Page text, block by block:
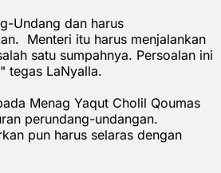
Undang dan harus
Menteri itu harus menjalankan
satu sumpahnya. Persoalan ini
tegas LaNyalla.
Menag Yaqut Cholil Qoumas
perundang-undangan.
pun harus selaras dengan